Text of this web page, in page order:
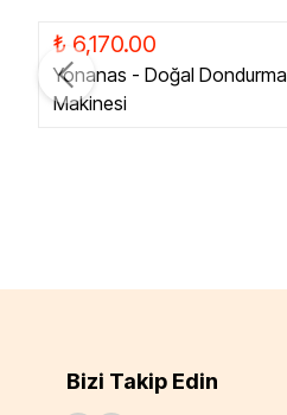
₺ 6,170.00
Yonanas - Doğal Dondurma
Makinesi
Bizi Takip Edin